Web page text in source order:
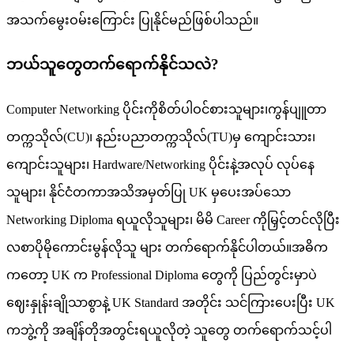
အသက်မွေးဝမ်းကြောင်း ပြုနိုင်မည်ဖြစ်ပါသည်။
ဘယ်သူတွေတက်ရောက်နိုင်သလဲ?
Computer Networking ပိုင်းကိုစိတ်ပါဝင်စားသူများ၊ကွန်ပျူတာ
တက္ကသိုလ်(CU)၊ နည်းပညာတက္ကသိုလ်(TU)မှ ကျောင်းသား၊
ကျောင်းသူများ၊ Hardware/Networking ပိုင်းနဲ့အလုပ် လုပ်နေ
သူများ၊ နိုင်ငံတကာအသိအမှတ်ပြု UK မှပေးအပ်သော
Networking Diploma ရယူလိုသူများ၊ မိမိ Career ကိုမြှင့်တင်လိုပြီး
လစာပိုမိုကောင်းမွန်လိုသူ များ တက်ရောက်နိုင်ပါတယ်။အဓိက
ကတော့ UK က Professional Diploma တွေကို ပြည်တွင်းမှာပဲ
ဈေးနှုန်းချိုသာစွာနဲ့ UK Standard အတိုင်း သင်ကြားပေးပြီး UK
ကဘွဲ့ကို အချိန်တိုအတွင်းရယူလိုတဲ့ သူတွေ တက်ရောက်သင့်ပါ